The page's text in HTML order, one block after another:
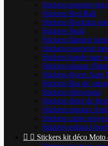
Stickers monster
Stickers Red Bull
Stickers Rockstar
Stickers Skull
Stickers flaming
Stickers reservoir
Stickers bande pare
Stickers plaque
Stickers divers Auto
Stickers Bas de
Stickers rétroviseur
Stickers étrier de
Stickers muraux
Stickers cache
Stickers enfant à bord
  Stickers kit déco Moto